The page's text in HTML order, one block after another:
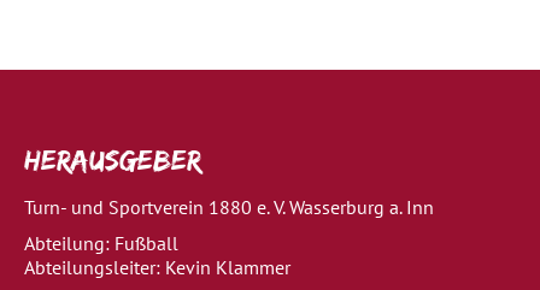
Herausgeber
Turn- und Sportverein 1880 e. V. Wasserburg a. Inn
Abteilung: Fußball
Abteilungsleiter: Kevin Klammer